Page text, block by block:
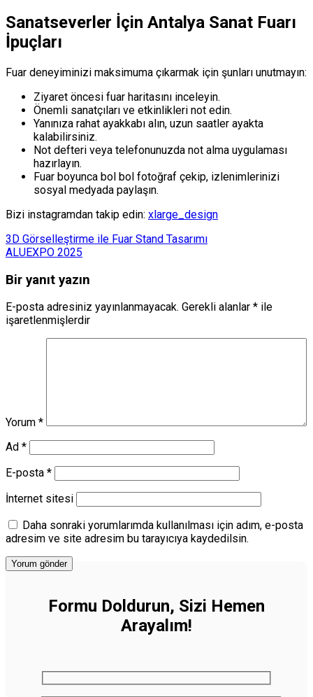
Sanatseverler İçin Antalya Sanat Fuarı
İpuçları
Fuar deneyiminizi maksimuma çıkarmak için şunları unutmayın:
Ziyaret öncesi fuar haritasını inceleyin.
Önemli sanatçıları ve etkinlikleri not edin.
Yanınıza rahat ayakkabı alın, uzun saatler ayakta
kalabilirsiniz.
Not defteri veya telefonunuzda not alma uygulaması
hazırlayın.
Fuar boyunca bol bol fotoğraf çekip, izlenimlerinizi
sosyal medyada paylaşın.
Bizi instagramdan takip edin: xlarge_design
3D Görselleştirme ile Fuar Stand Tasarımı
ALUEXPO 2025
Bir yanıt yazın
E-posta adresiniz yayınlanmayacak. Gerekli alanlar * ile
işaretlenmişlerdir
Yorum *
Ad *
E-posta *
İnternet sitesi
Daha sonraki yorumlarımda kullanılması için adım, e-posta
adresim ve site adresim bu tarayıcıya kaydedilsin.
Formu Doldurun, Sizi Hemen
Arayalım!